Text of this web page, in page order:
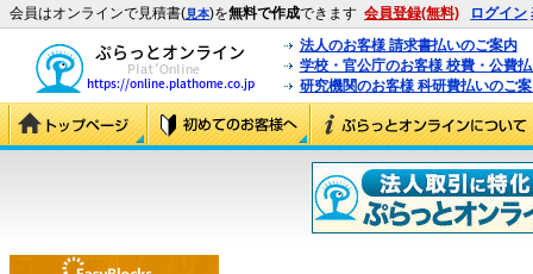
会員はオンラインで見積書(見本)を無料で作成できます 会員登録(無料) ログイン
法人のお客様 請求書払いのご案内
学校・官公庁のお客様 校費・公費
研究機関のお客様 科研費払いのご